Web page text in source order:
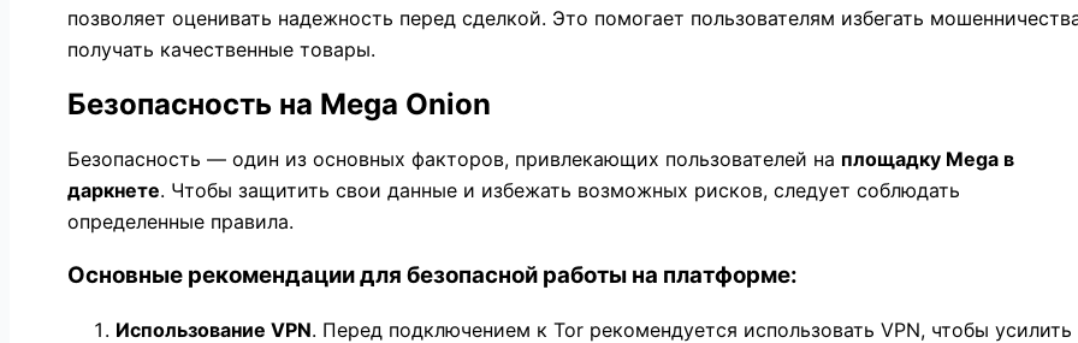
позволяет оценивать надежность перед сделкой. Это помогает пользователям избегать
получать качественные товары.
Безопасность на Mega Onion
Безопасность — один из основных факторов, привлекающих пользователей на площадку Mega в
даркнете. Чтобы защитить свои данные и избежать возможных рисков, следует соблюдать
определенные правила.
Основные рекомендации для безопасной работы на платформе:
Использование VPN. Перед подключением к Tor рекомендуется использовать VPN, чтобы усилить